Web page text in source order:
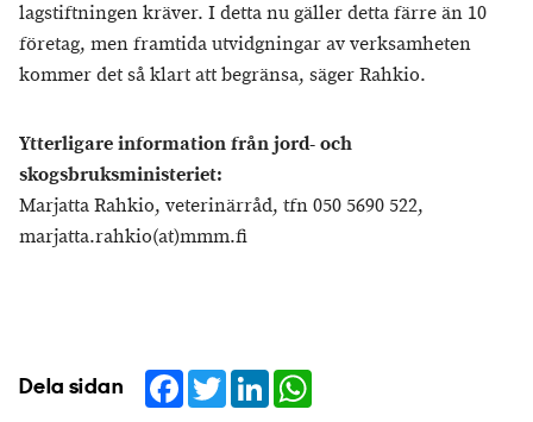
lagstiftningen kräver. I detta nu gäller detta färre än 10
företag, men framtida utvidgningar av verksamheten
kommer det så klart att begränsa, säger Rahkio.
Ytterligare information från jord- och
skogsbruksministeriet:
Marjatta Rahkio, veterinärråd, tfn 050 5690 522,
marjatta.rahkio(at)mmm.fi
Dela sidan Facebook
TwitterLinkedIn